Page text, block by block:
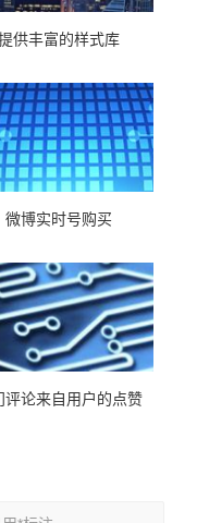
供丰富的样式库
微博实时号购买
评论来自用户的点赞